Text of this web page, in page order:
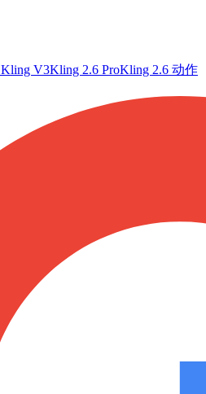
Kling V3Kling 2.6 ProKling 2.6 动作